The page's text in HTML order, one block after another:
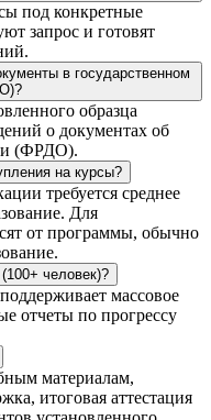
под конкретные
запрос и готовят
в государственном
образца
о документах об
(ФРДО).
на курсы?
требуется среднее
Для
от программы, обычно
человек)?
массовое
отчеты по прогрессу
материалам,
итоговая аттестация